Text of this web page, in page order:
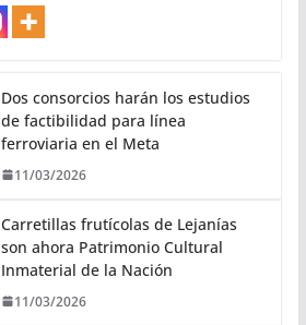
Dos consorcios harán los estudios
de factibilidad para línea
ferroviaria en el Meta
11/03/2026
Carretillas frutícolas de Lejanías
son ahora Patrimonio Cultural
Inmaterial de la Nación
11/03/2026